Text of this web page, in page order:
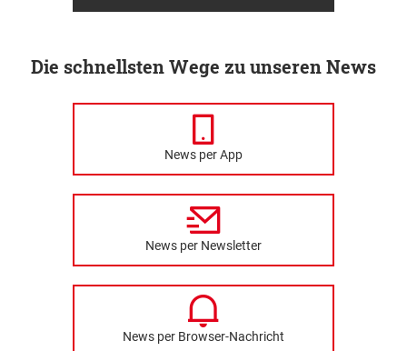
Die schnellsten Wege zu unseren News
News per App
News per Newsletter
News per Browser-Nachricht